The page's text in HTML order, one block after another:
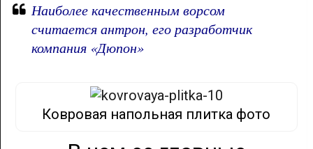
Наиболее качественным ворсом
считается антрон, его разработчик
компания «Дюпон»
Ковровая напольная плитка фото